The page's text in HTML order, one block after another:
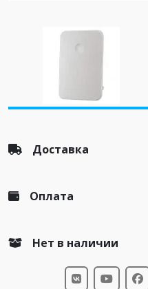
Доставка
Оплата
Нет в наличии